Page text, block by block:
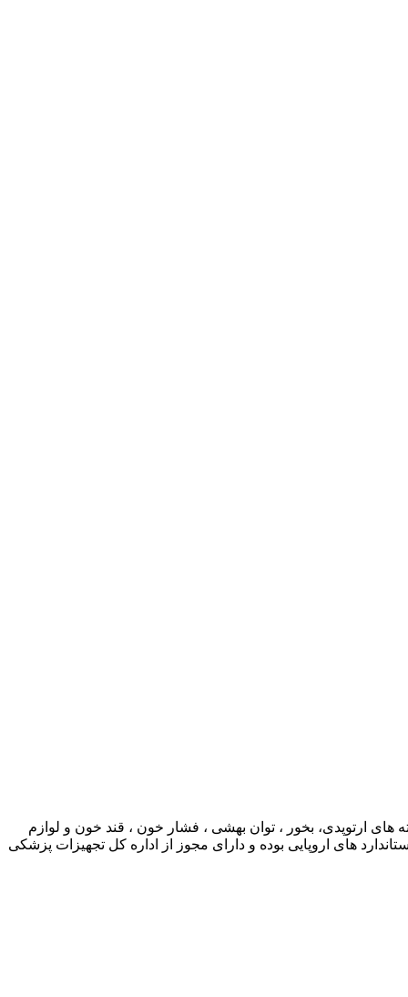
ارتوپدی، بخور ، توان بهشی ، فشار خون ، قند خون و لوازم
های اروپایی بوده و دارای مجوز از اداره کل تجهیزات پزشکی